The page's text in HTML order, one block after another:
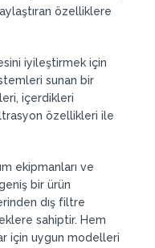
özelliklere
iyileştirmek için
sunan bir
içerdikleri
özellikleri ile
ekipmanları ve
bir ürün
dış filtre
sahiptir. Hem
için uygun modelleri